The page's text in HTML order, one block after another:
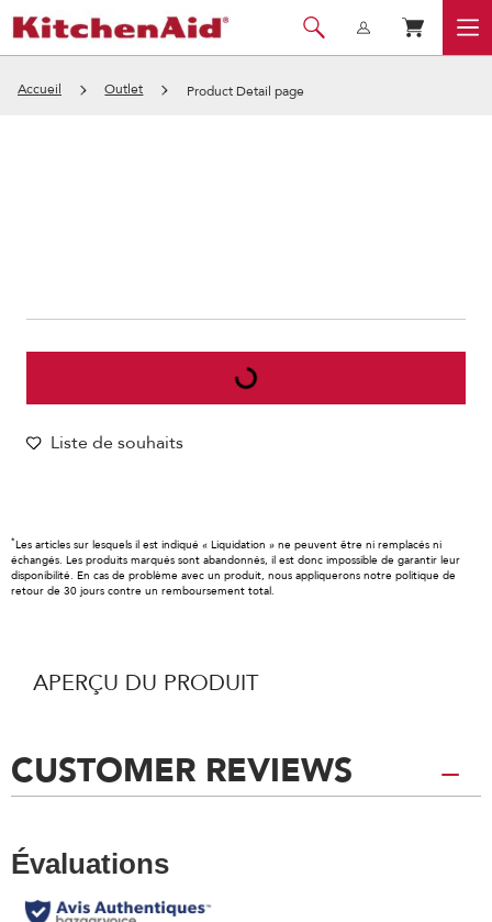
Accueil Outlet Product Detail page
Liste de souhaits
*Les articles sur lesquels il est indiqué « Liquidation » ne peuvent être ni remplacés ni
échangés. Les produits marqués sont abandonnés, il est donc impossible de garantir leur
disponibilité. En cas de problème avec un produit, nous appliquerons notre politique de
retour de 30 jours contre un remboursement total.
APERÇU DU PRODUIT
CUSTOMER REVIEWS